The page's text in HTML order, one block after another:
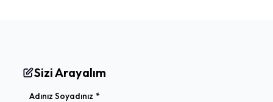
Sizi Arayalım
Adınız Soyadınız *